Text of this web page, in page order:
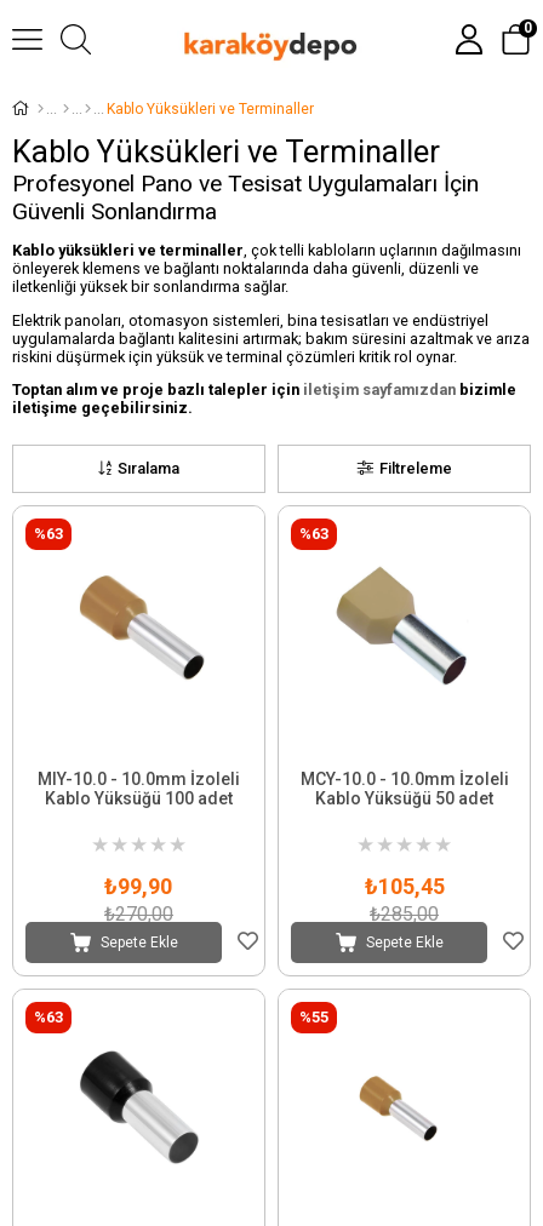
0
Kablo Yüksükleri ve Terminaller
Kablo Yüksükleri ve Terminaller
Profesyonel Pano ve Tesisat Uygulamaları İçin
Güvenli Sonlandırma
Kablo yüksükleri ve terminaller , çok telli kabloların uçlarının dağılmasını
önleyerek klemens ve bağlantı noktalarında daha güvenli, düzenli ve
iletkenliği yüksek bir sonlandırma sağlar.
Elektrik panoları, otomasyon sistemleri, bina tesisatları ve endüstriyel
uygulamalarda bağlantı kalitesini artırmak; bakım süresini azaltmak ve arıza
riskini düşürmek için yüksük ve terminal çözümleri kritik rol oynar.
Toptan alım ve proje bazlı talepler için iletişim sayfamızdan bizimle
iletişime geçebilirsiniz.
Filtreleme
Sıralama
MIY-10.0 - 10.0mm İzoleli
Kablo Yüksüğü 100 adet
★ ★ ★ ★ ★
₺99,90
₺270,00
Sepete Ekle
%63
MCY-10.0 - 10.0mm İzoleli
Kablo Yüksüğü 50 adet
★ ★ ★ ★ ★
₺105,45
₺285,00
Sepete Ekle
%63
%63 %55